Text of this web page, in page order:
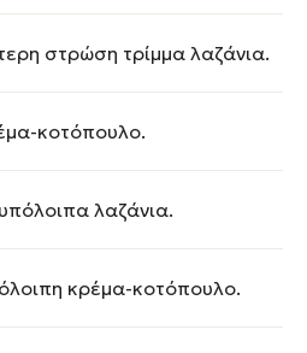
στρώση τρίμμα λαζάνια.
κοτόπουλο.
λαζάνια.
κρέμα-κοτόπουλο.